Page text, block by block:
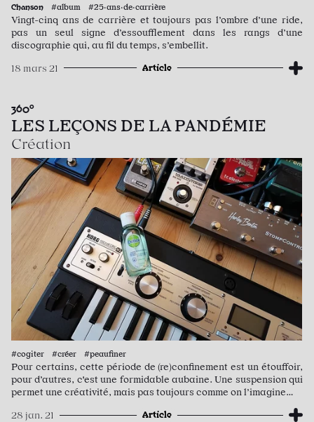
Chanson #album #25·ans·de·carrière
Vingt-cinq ans de carrière et toujours pas l’ombre d’une ride,
pas un seul signe d’essoufflement dans les rangs d’une
discographie qui, au fil du temps, s’embellit.
18 mars 21 Article
360°
LES LEÇONS DE LA PANDÉMIE
Création
#cogiter #créer #peaufiner
Pour certains, cette période de (re)confinement est un étouffoir,
pour d’autres, c'est une formidable aubaine. Une suspension qui
permet une créativité, mais pas toujours comme on l’imagine…
28 jan. 21 Article